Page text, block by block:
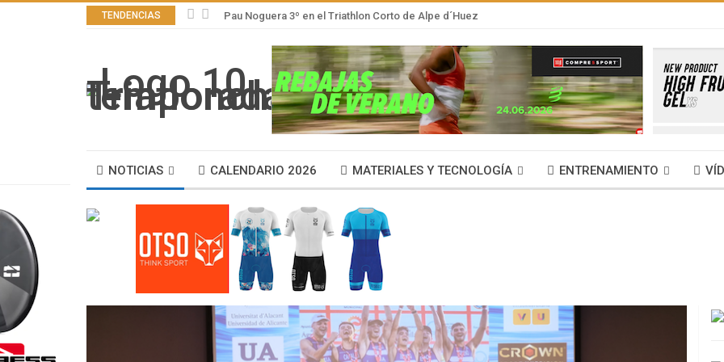
TENDENCIAS Pau Noguera 3º en el Triathlon Corto de Alpe d´Huez
NOTICIAS CALENDARIO 2026 MATERIALES Y TECNOLOGÍA ENTRENAMIENTO